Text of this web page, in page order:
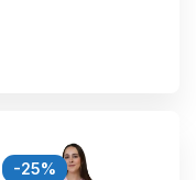
-25%